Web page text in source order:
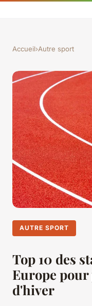
Accueil›Autre sport
AUTRE SPORT
Top 10 des
Europe
d'hiver